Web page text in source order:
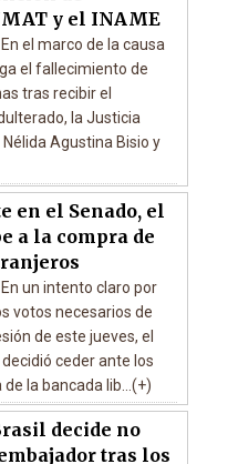
y el INAME
En el marco de la causa
el fallecimiento de
tras recibir el
la Justicia
Agustina Bisio y
en el Senado, el
a la compra de
En un intento claro por
votos necesarios de
de este jueves, el
ceder ante los
la bancada lib...(+)
decide no
tras los